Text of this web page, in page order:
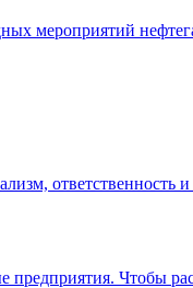
мероприятий
ответственность
предприятия. Чтобы